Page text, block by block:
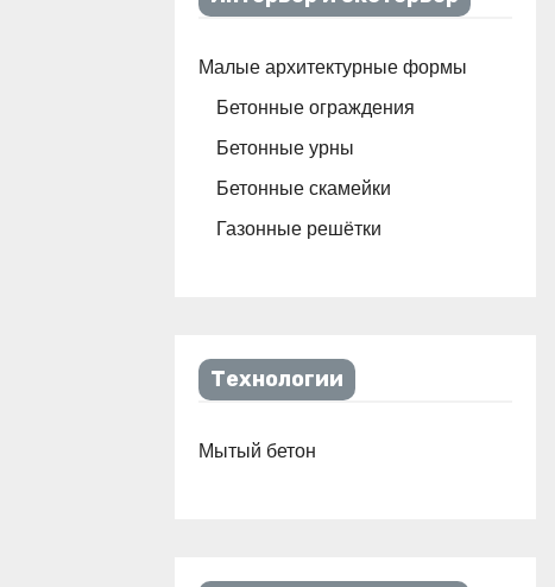
Малые архитектурные формы
Бетонные ограждения
Бетонные урны
Бетонные скамейки
Газонные решётки
Технологии
Мытый бетон